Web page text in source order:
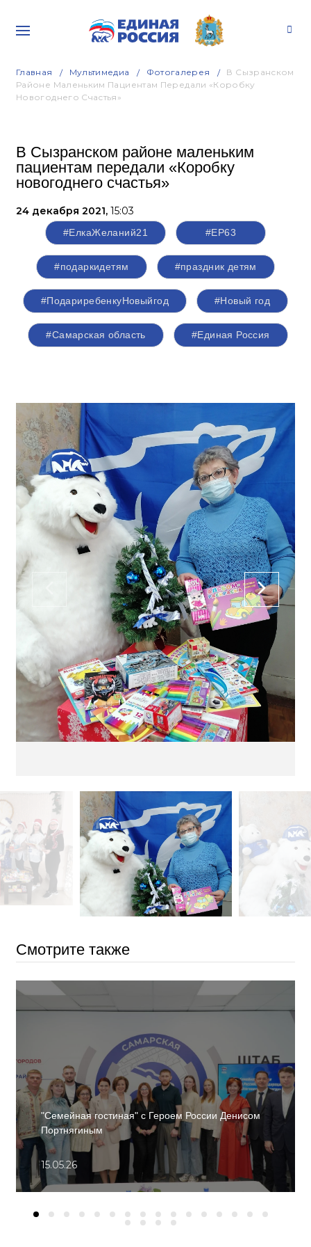
Главная Мультимедиа Фотогалерея
В Сызранском
Районе Маленьким Пациентам Передали «Коробку
Новогоднего Счастья»
В Сызранском районе маленьким
пациентам передали «Коробку
новогоднего счастья»
24 декабря 2021, 15:03
#ЕлкаЖеланий21 #ЕР63
#подаркидетям #праздник детям
#ПодариребенкуНовыйгод #Новый год
#Самарская область #Единая Россия
Смотрите также
"Семейная гостиная" с Героем России Денисом
Портнягиным
15.05.26